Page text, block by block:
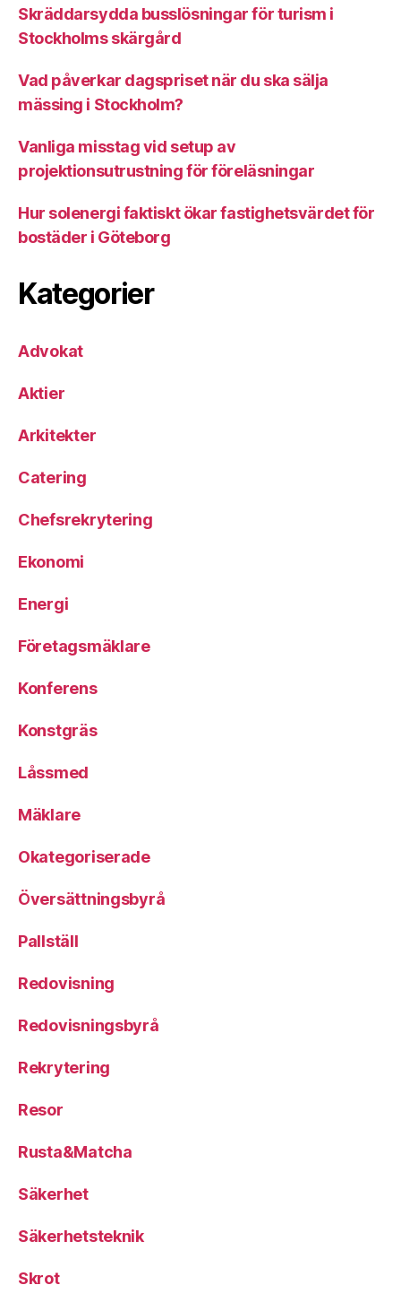
Skräddarsydda busslösningar för turism i
Stockholms skärgård
Vad påverkar dagspriset när du ska sälja
mässing i Stockholm?
Vanliga misstag vid setup av
projektionsutrustning för föreläsningar
Hur solenergi faktiskt ökar fastighetsvärdet för
bostäder i Göteborg
Kategorier
Advokat
Aktier
Arkitekter
Catering
Chefsrekrytering
Ekonomi
Energi
Företagsmäklare
Konferens
Konstgräs
Låssmed
Mäklare
Okategoriserade
Översättningsbyrå
Pallställ
Redovisning
Redovisningsbyrå
Rekrytering
Resor
Rusta&Matcha
Säkerhet
Säkerhetsteknik
Skrot